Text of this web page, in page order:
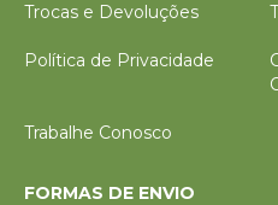
Trocas e Devoluções
Política de Privacidade
Trabalhe Conosco
FORMAS DE ENVIO